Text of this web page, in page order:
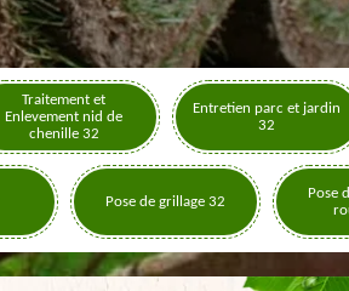
Traitement et
Enlevement nid de
chenille 32
Entretien parc et jardin
32
Pose de grillage 32
Pose